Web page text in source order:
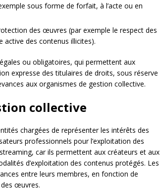
sous forme de forfait, à l’acte ou en
des œuvres (par exemple le respect des
active des contenus illicites).
ou obligatoires, qui permettent aux
expresse des titulaires de droits, sous réserve
aux organismes de gestion collective.
collective
chargées de représenter les intérêts des
professionnels pour l’exploitation des
car ils permettent aux créateurs et aux
d’exploitation des contenus protégés. Les
entre leurs membres, en fonction de
œuvres.